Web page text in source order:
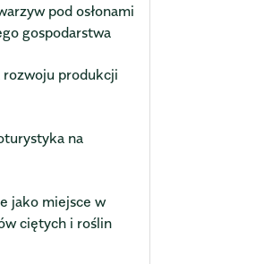
pod osłonami
gospodarstwa
rozwoju produkcji
na
jako miejsce w
ciętych i roślin